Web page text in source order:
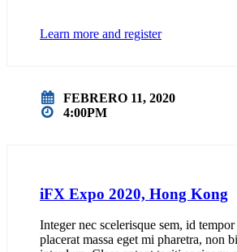
Learn more and register
FEBRERO 11, 2020
4:00PM
iFX Expo 2020, Hong Kong
Integer nec scelerisque sem, id
placerat massa eget mi pharetra, non